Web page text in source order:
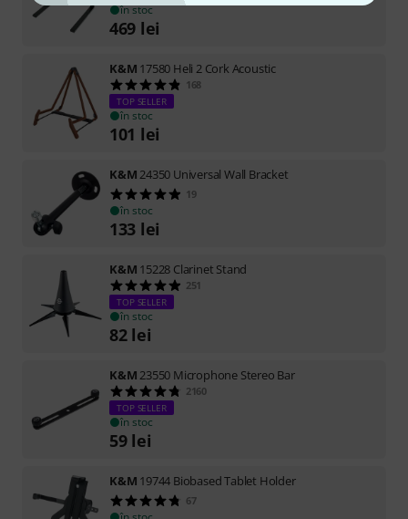
în stoc
469 lei
K&M 17580 Heli 2 Cork Acoustic
168
TOP SELLER
în stoc
101 lei
K&M 24350 Universal Wall Bracket
19
în stoc
133 lei
K&M 15228 Clarinet Stand
251
TOP SELLER
în stoc
82 lei
K&M 23550 Microphone Stereo Bar
2160
TOP SELLER
în stoc
59 lei
K&M 19744 Biobased Tablet Holder
67